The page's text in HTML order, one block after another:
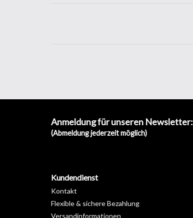
Anmeldung für unseren Newsletter:
(Abmeldung jederzeit möglich)
Kundendienst
Kontakt
Flexible & sichere Bezahlung
Versandinformationen